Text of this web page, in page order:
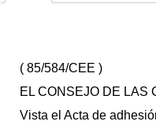
( 85/584/CEE )
EL CONSEJO DE LAS
Vista el Acta de